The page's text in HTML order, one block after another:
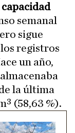
capacidad
semanal
sigue
registros
un año,
la última
(58,63 %).